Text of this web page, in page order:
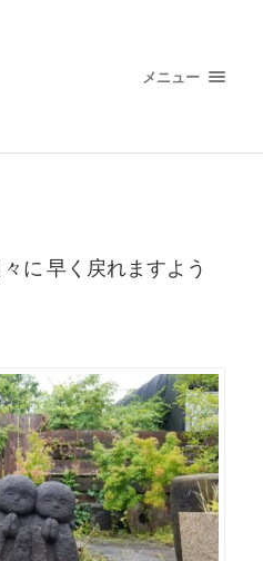
メニュー
に 早く戻れますよう